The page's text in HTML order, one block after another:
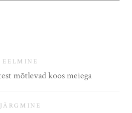
EELMINE
mõtlevad koos meiega
JÄRGMINE